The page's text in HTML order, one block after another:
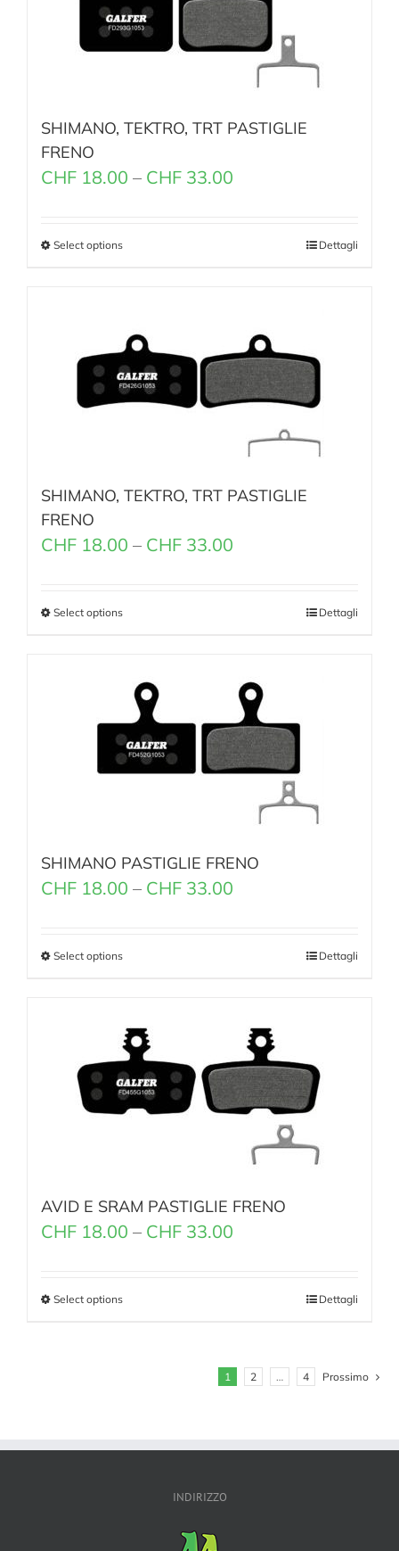
SHIMANO, TEKTRO, TRT PASTIGLIE
FRENO
CHF 18.00 – CHF 33.00
Select options Dettagli
SHIMANO, TEKTRO, TRT PASTIGLIE
FRENO
CHF 18.00 – CHF 33.00
Select options Dettagli
SHIMANO PASTIGLIE FRENO
CHF 18.00 – CHF 33.00
Select options Dettagli
AVID E SRAM PASTIGLIE FRENO
CHF 18.00 – CHF 33.00
Select options Dettagli
1 2 … 4 Prossimo
INDIRIZZO